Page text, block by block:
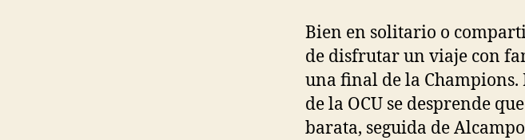
Bien en solitario o
de disfrutar un viaje con
una final de la Champions.
de la OCU se desprende
barata, seguida de